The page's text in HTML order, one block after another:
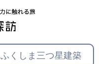
ふくしま三つ星建築